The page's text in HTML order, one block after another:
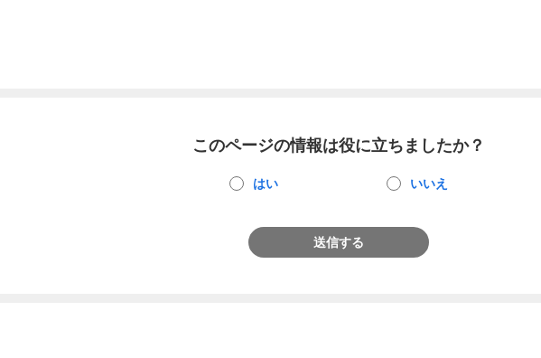
このページの情報は役に立ちましたか？
はい いいえ
送信する